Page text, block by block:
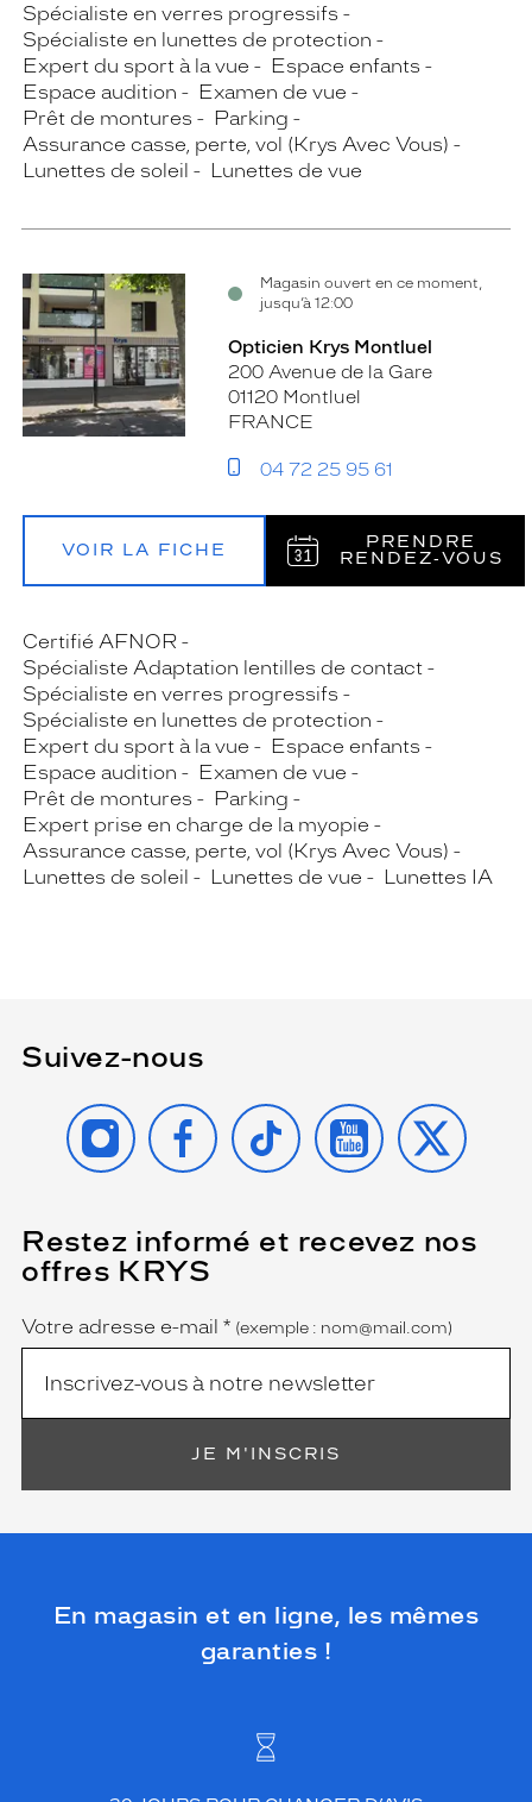
Spécialiste en verres progressifs
Spécialiste en lunettes de protection
Expert du sport à la vue
Espace enfants
Espace audition
Examen de vue
Prêt de montures
Parking
Assurance casse, perte, vol (Krys Avec Vous)
Lunettes de soleil
Lunettes de vue
Magasin ouvert en ce moment,
jusqu’à 12:00
Opticien Krys Montluel
200 Avenue de la Gare
01120 Montluel
FRANCE
04 72 25 95 61
VOIR LA FICHE
PRENDRE
RENDEZ‑VOUS
Certifié AFNOR
Spécialiste Adaptation lentilles de contact
Spécialiste en verres progressifs
Spécialiste en lunettes de protection
Expert du sport à la vue
Espace enfants
Espace audition
Examen de vue
Prêt de montures
Parking
Expert prise en charge de la myopie
Assurance casse, perte, vol (Krys Avec Vous)
Lunettes de soleil
Lunettes de vue Lunettes IA
Suivez-nous
INSTAGRAMFACEBOOK
TIKTOK YOUTUBE
X
Restez informé et recevez nos
offres KRYS
Name
Votre adresse e-mail *
(Ce
champ
est
obligatoire)
(exemple : nom@mail.com)
JE M'INSCRIS
En magasin et en ligne, les mêmes
garanties !